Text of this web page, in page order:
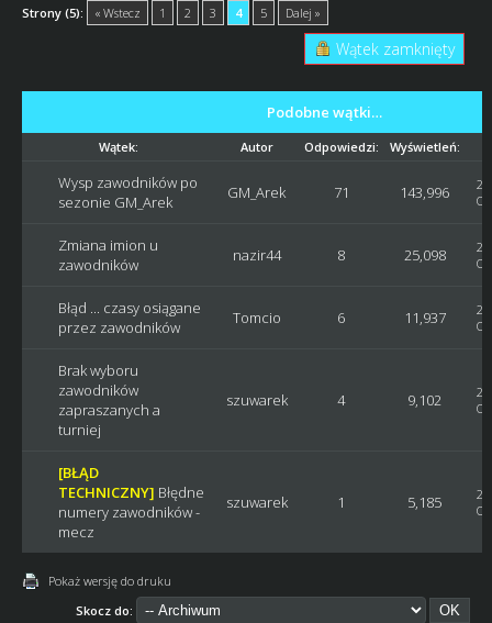
Strony (5): « Wstecz 1 2 3 4 5 Dalej »
Wątek zamknięty
Podobne wątki…
Wątek: Autor Odpowiedzi: Wyświetleń:
Wysp zawodników po
sezonie GM_Arek
GM_Arek 71 143,996
Zmiana imion u
zawodników
nazir44 8 25,098
Błąd ... czasy osiągane
przez zawodników
Tomcio 6 11,937
Brak wyboru
zawodników
zapraszanych a
turniej
szuwarek 4 9,102
[BŁĄD
TECHNICZNY] Błędne
numery zawodników -
mecz
szuwarek 1 5,185
Pokaż wersję do druku
Skocz do: